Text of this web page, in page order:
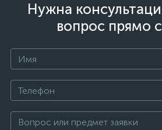
Нужна
вопрос прямо